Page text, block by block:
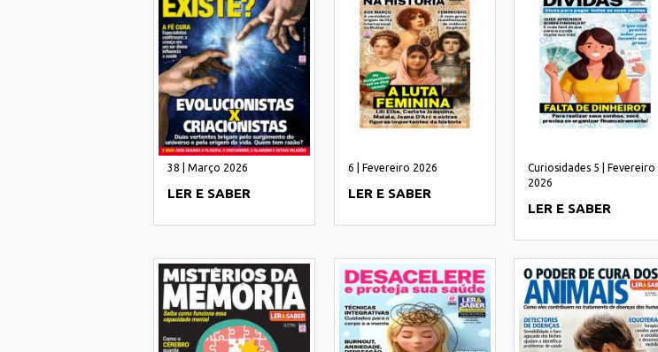
38 | Março 2026
LER E SABER
6 | Fevereiro 2026
LER E SABER
Curiosidades 5 | Fevereiro
2026
LER E SABER